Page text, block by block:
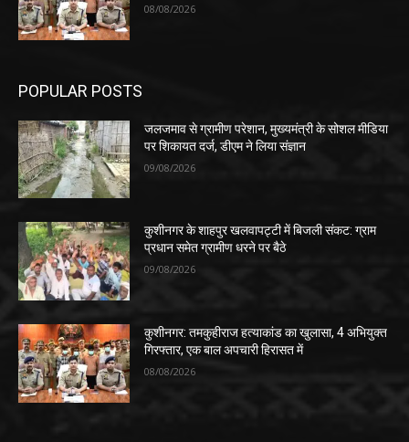
08/08/2026
POPULAR POSTS
जलजमाव से ग्रामीण परेशान, मुख्यमंत्री के सोशल मीडिया
पर शिकायत दर्ज, डीएम ने लिया संज्ञान
09/08/2026
कुशीनगर के शाहपुर खलवापट्टी में बिजली संकट: ग्राम
प्रधान समेत ग्रामीण धरने पर बैठे
09/08/2026
कुशीनगर: तमकुहीराज हत्याकांड का खुलासा, 4 अभियुक्त
गिरफ्तार, एक बाल अपचारी हिरासत में
08/08/2026